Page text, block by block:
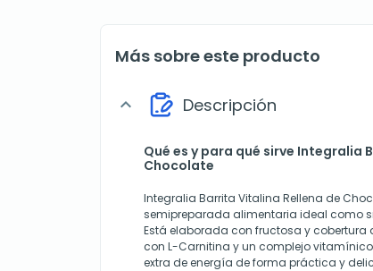
Más sobre este producto
expand_more Descripción
Qué es y para qué sirve Integralia
Chocolate
Integralia Barrita Vitalina Rellena de
semipreparada alimentaria ideal como
Está elaborada con fructosa y
con L-Carnitina y un complejo
extra de energía de forma práctica y